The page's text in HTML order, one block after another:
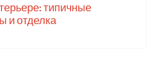
типичные
и отделка